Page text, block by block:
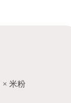
× 米粉